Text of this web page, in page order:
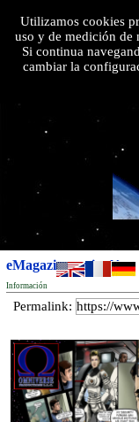
Utilizamos cookies
uso y de medición de
Si continua
cambiar la
eMagazine en inglés
Información
Permalink: